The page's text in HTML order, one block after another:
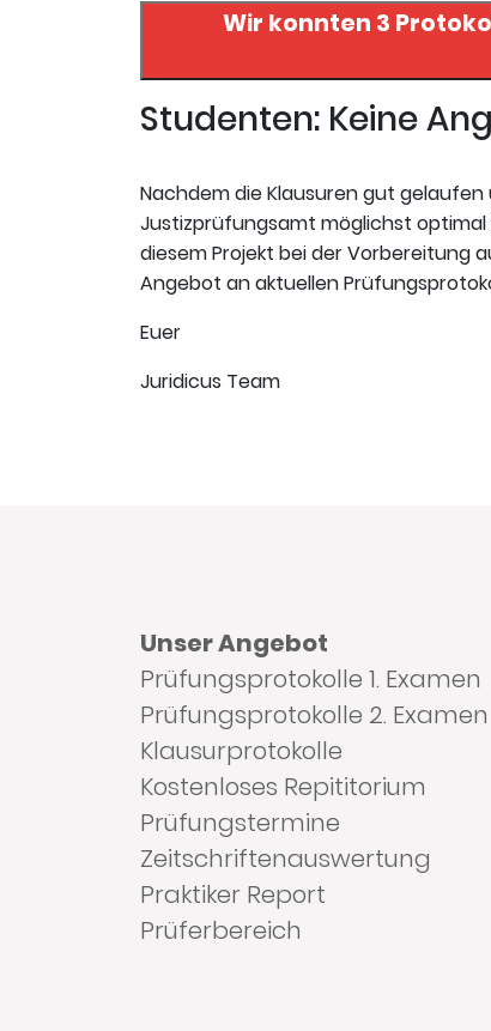
Wir konnten 3
Studenten: Keine
Nachdem die Klausuren gut
Justizprüfungsamt möglichst
diesem Projekt bei der Vorbereitung
Angebot an aktuellen
Euer
Juridicus Team
Unser Angebot
Prüfungsprotokolle 1. Examen
Prüfungsprotokolle 2. Examen
Klausurprotokolle
Kostenloses Repititorium
Prüfungstermine
Zeitschriftenauswertung
Praktiker Report
Prüferbereich